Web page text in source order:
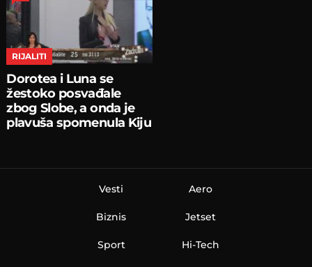
RIJALITI
Dorotea i Luna se
žestoko posvađale
zbog Slobe, a onda je
plavuša spomenula Kiju
Vesti
Biznis
Sport
Aero
Jetset
Hi-Tech